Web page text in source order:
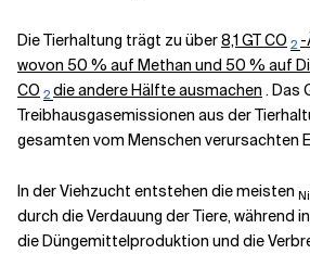
Die Tierhaltung trägt zu über8,1 GT CO 2 -
wovon 50 % auf Methan und 50 % auf
CO 2die andere Hälfte ausmachen . Das
Treibhausgasemissionen aus der
gesamten vom Menschen verursachten
In der Viehzucht entstehen die meisten
durch die Verdauung der Tiere, während
die Düngemittelproduktion und die